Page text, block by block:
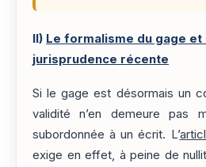
II) Le formalisme du gage
jurisprudence récente
Si le gage est désormais un
validité n’en demeure pas
subordonnée à un écrit. L’
exige en effet, à peine de